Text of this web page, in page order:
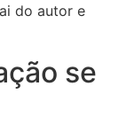
do autor e
se